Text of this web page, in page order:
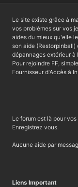
Le site existe grâce à
vos problèmes sur vos
aides du mieux qu'elle
son aide
dépannages extérieur à
Pour rejoindre FF,
Fournisseur d'Accès à
Le forum est là pour
Enregistrez vous.
Aucune aide par
Liens Important